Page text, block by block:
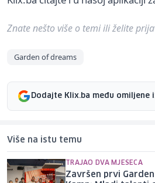
Znate nešto više o temi ili želite
Garden of dreams
Dodajte Klix.ba među omiljene
Više na istu temu
TRAJAO DVA MJESECA
Završen prvi